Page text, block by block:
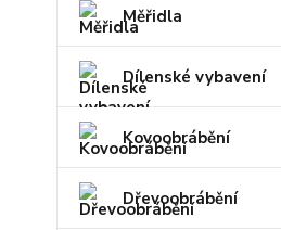
Měřidla
Dílenské vybavení
Kovoobrábění
Dřevoobrábění